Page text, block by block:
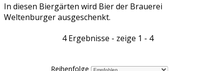
In diesen Biergärten wird Bier der Brauerei
Weltenburger ausgeschenkt.
4 Ergebnisse - zeige 1 - 4
Reihenfolge